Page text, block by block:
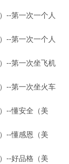
--第一次一个人
--第一次一个人
--第一次坐飞机
--第一次坐火车
--懂安全（美
--懂感恩（美
--好品格（美